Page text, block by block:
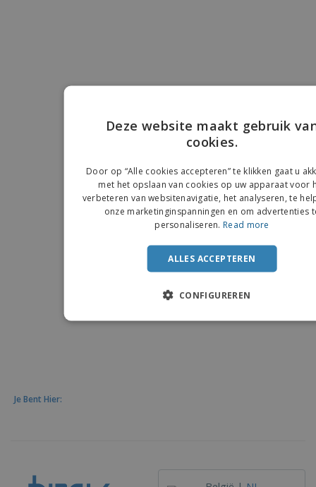
Je Bent Hier:
DUTCH
Deze website maakt gebruik
cookies.
Door op “Alle cookies accepteren” te klikken gaat u
met het opslaan van cookies op uw apparaat voor
verbeteren van websitenavigatie, het analyseren, te
onze marketinginspanningen en om advertenties
personaliseren. Read more
ALLES ACCEPTEREN
CONFIGUREREN